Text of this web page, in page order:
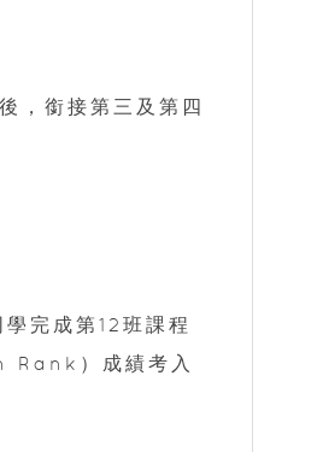
，銜接第三及第四
完成第12班課程
）成績考入